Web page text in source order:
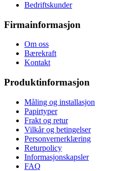
Bedriftskunder
Firmainformasjon
Om oss
Bærekraft
Kontakt
Produktinformasjon
Måling og installasjon
Papirtyper
Frakt og retur
Vilkår og betingelser
Personvernerklæring
Returpolicy
Informasjonskapsler
FAQ